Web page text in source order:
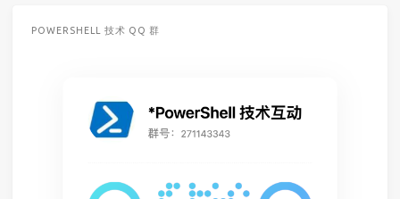
POWERSHELL 技术 QQ 群